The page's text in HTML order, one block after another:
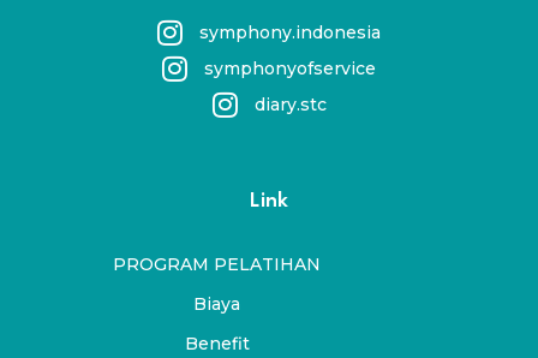
symphony.indonesia
symphonyofservice
diary.stc
Link
PROGRAM PELATIHAN
Biaya
Benefit